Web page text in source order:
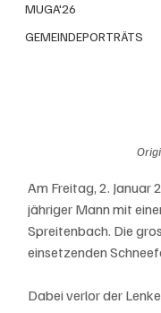
MUGA'26
GEMEINDEPORTRÄTS
Am Freitag, 2. Januar
jähriger Mann mit
Spreitenbach. Die
einsetzenden
Dabei verlor der